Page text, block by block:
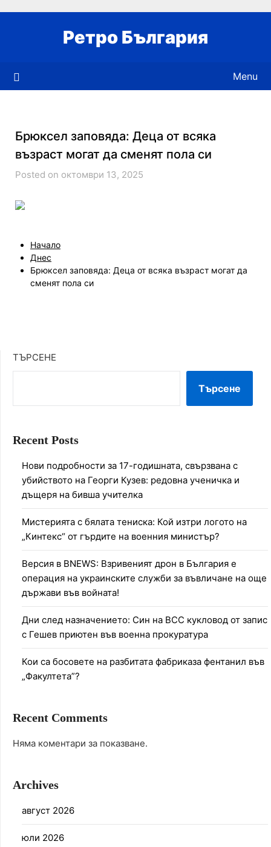
Ретро България
Menu
Брюксел заповяда: Деца от всяка
възраст могат да сменят пола си
Posted on октомври 13, 2025
Начало
Днес
Брюксел заповяда: Деца от всяка възраст могат да
сменят пола си
ТЪРСЕНЕ
Търсене
Recent Posts
Нови подробности за 17-годишната, свързвана с
убийството на Георги Кузев: редовна ученичка и
дъщеря на бивша учителка
Мистерията с бялата тениска: Кой изтри логото на
„Кинтекс“ от гърдите на военния министър?
Версия в BNEWS: Взривеният дрон в България е
операция на украинските служби за въвличане на още
държави във войната!
Дни след назначението: Син на ВСС кукловод от запис
с Гешев приютен във военна прокуратура
Кои са босовете на разбитата фабриказа фентанил във
„Факултета”?
Recent Comments
Няма коментари за показване.
Archives
август 2026
юли 2026